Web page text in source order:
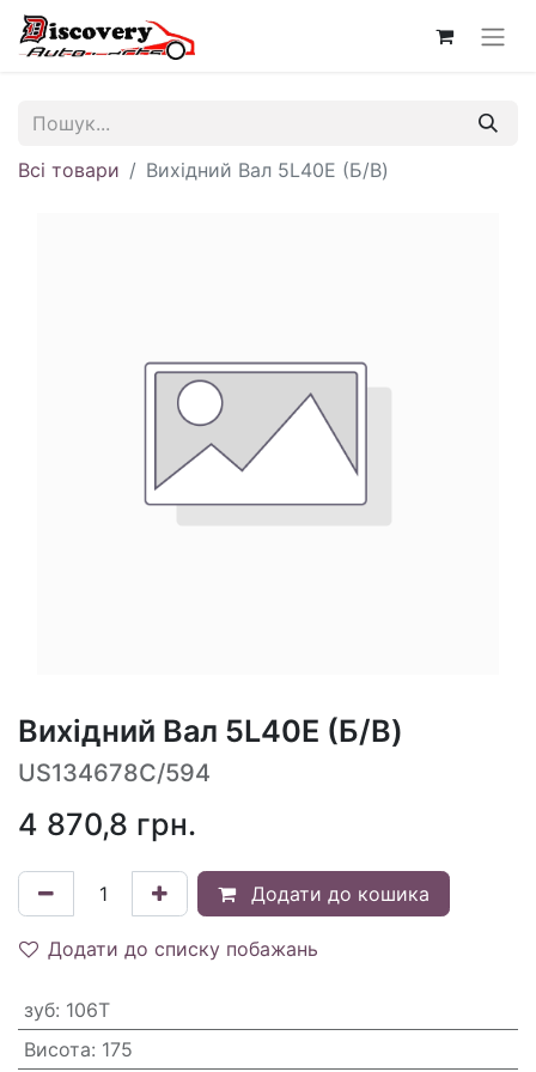
Всі товари Вихідний Вал 5L40E (Б/В)
Вихідний Вал 5L40E (Б/В)
US134678C/594
4 870,8 грн.
Додати до кошика
Додати до списку побажань
зуб: 106T
Висота: 175